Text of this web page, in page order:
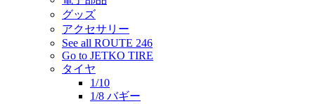
グッズ
アクセサリー
See all ROUTE 246
Go to JETKO TIRE
タイヤ
1/10
1/8 バギー